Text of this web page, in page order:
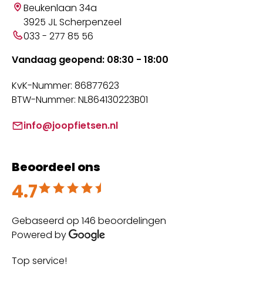
Beukenlaan 34a
3925 JL Scherpenzeel
033 - 277 85 56
Vandaag geopend: 08:30 - 18:00
KvK-Nummer: 86877623
BTW-Nummer: NL864130223B01
info@joopfietsen.nl
Beoordeel ons
4.7
Beoordeeld met 4.7 uit 5
Gebaseerd op 146 beoordelingen
Powered by
Top service!